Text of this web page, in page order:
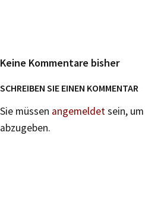
Keine Kommentare bisher
SCHREIBEN SIE EINEN KOMMENTAR
Sie müssen angemeldetsein,
abzugeben.